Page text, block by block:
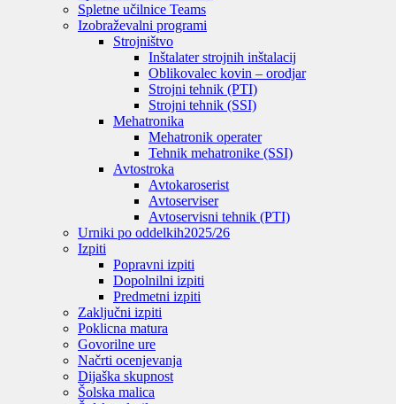
Spletne učilnice Teams
Izobraževalni programi
Strojništvo
Inštalater strojnih inštalacij
Oblikovalec kovin – orodjar
Strojni tehnik (PTI)
Strojni tehnik (SSI)
Mehatronika
Mehatronik operater
Tehnik mehatronike (SSI)
Avtostroka
Avtokaroserist
Avtoserviser
Avtoservisni tehnik (PTI)
Urniki po oddelkih2025/26
Izpiti
Popravni izpiti
Dopolnilni izpiti
Predmetni izpiti
Zaključni izpiti
Poklicna matura
Govorilne ure
Načrti ocenjevanja
Dijaška skupnost
Šolska malica